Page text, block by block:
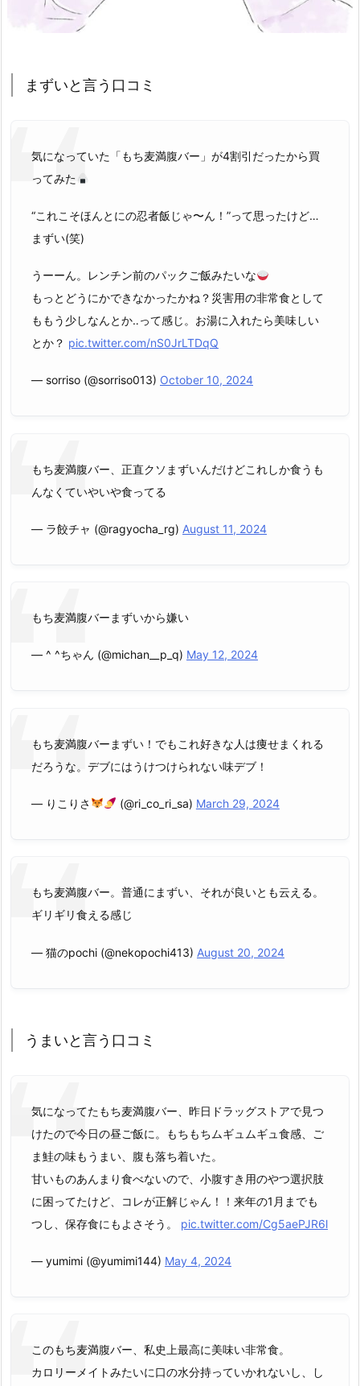
まずいと言う口コミ
気になっていた「もち麦満腹バー」が4割引だったから買
ってみた
“これこそほんとにの忍者飯じゃ〜ん！”って思ったけど…
まずい(笑)
うーーん。レンチン前のパックご飯みたいな
もっとどうにかできなかったかね？災害用の非常食として
ももう少しなんとか‥って感じ。お湯に入れたら美味しい
とか？ pic.twitter.com/nS0JrLTDqQ
— sorriso (@sorriso013) October 10, 2024
もち麦満腹バー、正直クソまずいんだけどこれしか食うも
んなくていやいや食ってる
— ラ餃チャ (@ragyocha_rg) August 11, 2024
もち麦満腹バーまずいから嫌い
— ^ ^ちゃん (@michan__p_q) May 12, 2024
もち麦満腹バーまずい！でもこれ好きな人は痩せまくれる
だろうな。デブにはうけつけられない味デブ！
— りこりさ (@ri_co_ri_sa) March 29, 2024
もち麦満腹バー。普通にまずい、それが良いとも云える。
ギリギリ食える感じ
— 猫のpochi (@nekopochi413) August 20, 2024
うまいと言う口コミ
気になってたもち麦満腹バー、昨日ドラッグストアで見つ
けたので今日の昼ご飯に。もちもちムギュムギュ食感、ご
ま鮭の味もうまい、腹も落ち着いた。
甘いものあんまり食べないので、小腹すき用のやつ選択肢
に困ってたけど、コレが正解じゃん！！来年の1月までも
つし、保存食にもよさそう。 pic.twitter.com/Cg5aePJR6l
— yumimi (@yumimi144) May 4, 2024
このもち麦満腹バー、私史上最高に美味い非常食。
カロリーメイトみたいに口の水分持っていかれないし、し